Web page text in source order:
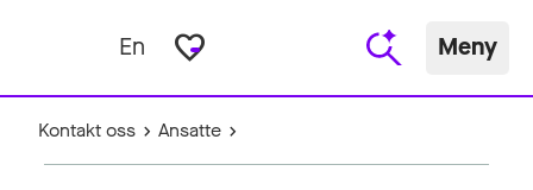
En favorite_border Meny
Kontakt oss Ansatte